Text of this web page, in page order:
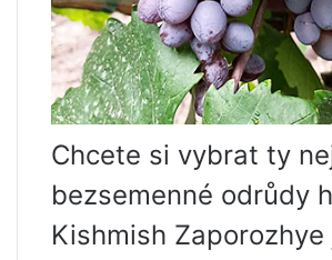
Chcete si vybrat ty
bezsemenné odrůdy
Kishmish